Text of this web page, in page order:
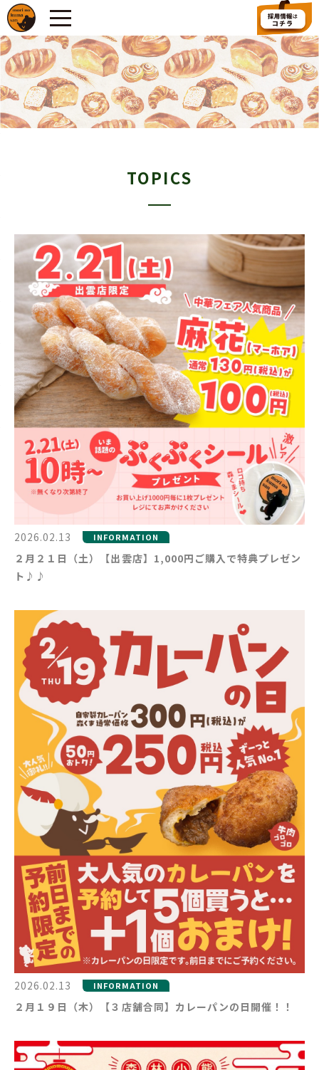
TOPICS
2026.02.13 INFORMATION
２月２１日（土）【出雲店】1,000円ご購入で特典プレゼン
ト♪♪
2026.02.13 INFORMATION
２月１９日（木）【３店舗合同】カレーパンの日開催！！